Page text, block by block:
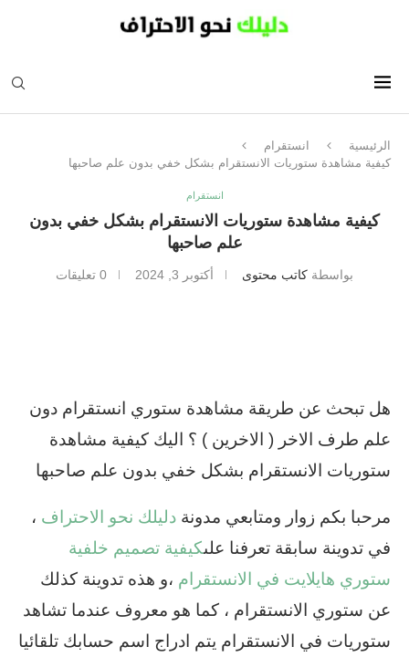
الرئيسية
انستقرام
كيفية مشاهدة ستوريات الانستقرام بشكل خفي بدون علم صاحبها
انستقرام
كيفية مشاهدة ستوريات الانستقرام بشكل خفي بدون
علم صاحبها
بواسطة كاتب محتوى أكتوبر 3, 2024 0 تعليقات
هل تبحث عن طريقة مشاهدة ستوري انستقرام دون
علم طرف الاخر ( الاخرين ) ؟ اليك كيفية مشاهدة
ستوريات الانستقرام بشكل خفي بدون علم صاحبها
مرحبا بكم زوار ومتابعي مدونة دليلك نحو الاحتراف ،
في تدوينة سابقة تعرفنا علىكيفية تصميم خلفية
ستوري هايلايت في الانستقرام ،و هذه تدوينة كذلك
عن ستوري الانستقرام ، كما هو معروف عندما تشاهد
ستوريات في الانستقرام يتم ادراج اسم حسابك تلقائيا